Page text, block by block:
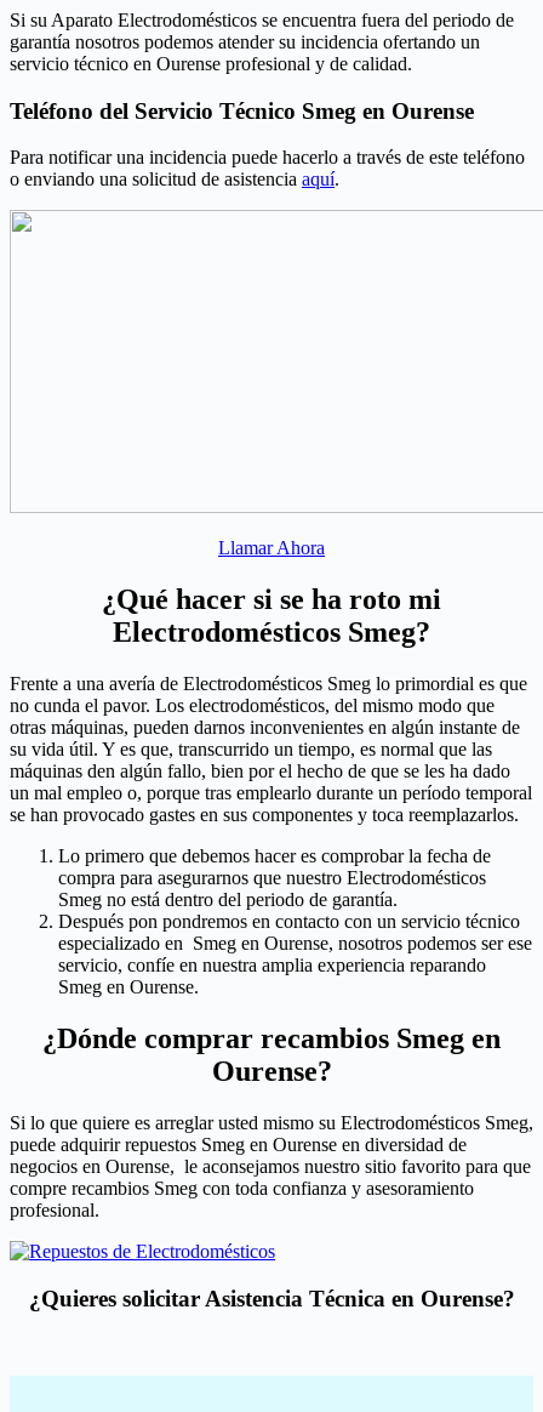
Si su Aparato Electrodomésticos se encuentra fuera del periodo de
garantía nosotros podemos atender su incidencia ofertando un
servicio técnico en Ourense profesional y de calidad.
Teléfono del Servicio Técnico Smeg en Ourense
Para notificar una incidencia puede hacerlo a través de este teléfono
o enviando una solicitud de asistencia aquí.
Llamar Ahora
¿Qué hacer si se ha roto mi
Electrodomésticos Smeg?
Frente a una avería de Electrodomésticos Smeg lo primordial es que
no cunda el pavor. Los electrodomésticos, del mismo modo que
otras máquinas, pueden darnos inconvenientes en algún instante de
su vida útil. Y es que, transcurrido un tiempo, es normal que las
máquinas den algún fallo, bien por el hecho de que se les ha dado
un mal empleo o, porque tras emplearlo durante un período temporal
se han provocado gastes en sus componentes y toca reemplazarlos.
Lo primero que debemos hacer es comprobar la fecha de
compra para asegurarnos que nuestro Electrodomésticos
Smeg no está dentro del periodo de garantía.
Después pon pondremos en contacto con un servicio técnico
especializado en Smeg en Ourense, nosotros podemos ser ese
servicio, confíe en nuestra amplia experiencia reparando
Smeg en Ourense.
¿Dónde comprar recambios Smeg en
Ourense?
Si lo que quiere es arreglar usted mismo su Electrodomésticos Smeg,
puede adquirir repuestos Smeg en Ourense en diversidad de
negocios en Ourense, le aconsejamos nuestro sitio favorito para que
compre recambios Smeg con toda confianza y asesoramiento
profesional.
¿Quieres solicitar Asistencia Técnica en Ourense?